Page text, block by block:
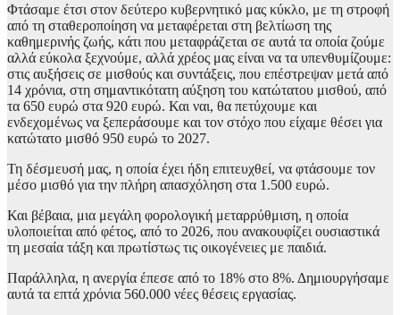
Φτάσαμε έτσι στον δεύτερο κυβερνητικό μας κύκλο, με τη στροφή
από τη σταθεροποίηση να μεταφέρεται στη βελτίωση της
καθημερινής ζωής, κάτι που μεταφράζεται σε αυτά τα οποία ζούμε
αλλά εύκολα ξεχνούμε, αλλά χρέος μας είναι να τα υπενθυμίζουμε:
στις αυξήσεις σε μισθούς και συντάξεις, που επέστρεψαν μετά από
14 χρόνια, στη σημαντικότατη αύξηση του κατώτατου μισθού, από
τα 650 ευρώ στα 920 ευρώ. Και ναι, θα πετύχουμε και
ενδεχομένως να ξεπεράσουμε και τον στόχο που είχαμε θέσει για
κατώτατο μισθό 950 ευρώ το 2027.
Τη δέσμευσή μας, η οποία έχει ήδη επιτευχθεί, να φτάσουμε τον
μέσο μισθό για την πλήρη απασχόληση στα 1.500 ευρώ.
Και βέβαια, μια μεγάλη φορολογική μεταρρύθμιση, η οποία
υλοποιείται από φέτος, από το 2026, που ανακουφίζει ουσιαστικά
τη μεσαία τάξη και πρωτίστως τις οικογένειες με παιδιά.
Παράλληλα, η ανεργία έπεσε από το 18% στο 8%. Δημιουργήσαμε
αυτά τα επτά χρόνια 560.000 νέες θέσεις εργασίας.